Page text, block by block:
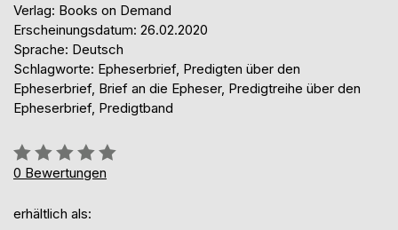
Verlag: Books on Demand
Erscheinungsdatum: 26.02.2020
Sprache: Deutsch
Schlagworte: Epheserbrief, Predigten über den
Epheserbrief, Brief an die Epheser, Predigtreihe über den
Epheserbrief, Predigtband
Bewertung::
0%
0 Bewertungen
erhältlich als: